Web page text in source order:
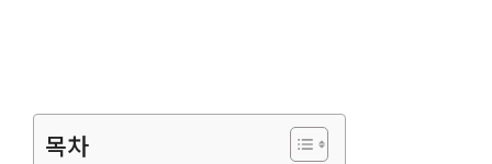
목차